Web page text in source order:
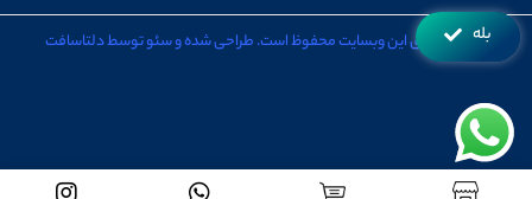
تمامی حقوق این وبسایت محفوظ است. طراحی شده و سئو توسط دلتاسافت
بله